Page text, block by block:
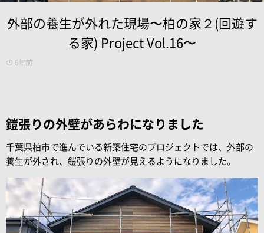
外部の養生が外れた現場〜柏の家２(回遊す
る家) Project Vol.16〜
6年前
鎧張りの外壁があらわになりました
千葉県柏市で進んでいる新築住宅のプロジェクトでは、外部の
養生が外され、鎧張りの外壁が見えるようになりました。